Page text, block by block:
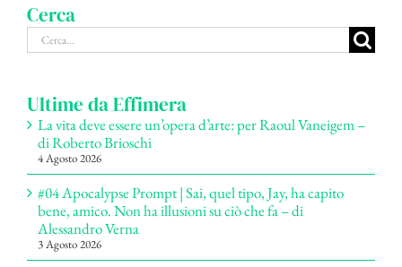
Cerca
Cerca
per:
Ultime da Effimera
La vita deve essere un’opera d’arte: per Raoul Vaneigem –
di Roberto Brioschi
4 Agosto 2026
#04 Apocalypse Prompt | Sai, quel tipo, Jay, ha capito
bene, amico. Non ha illusioni su ciò che fa – di
Alessandro Verna
3 Agosto 2026